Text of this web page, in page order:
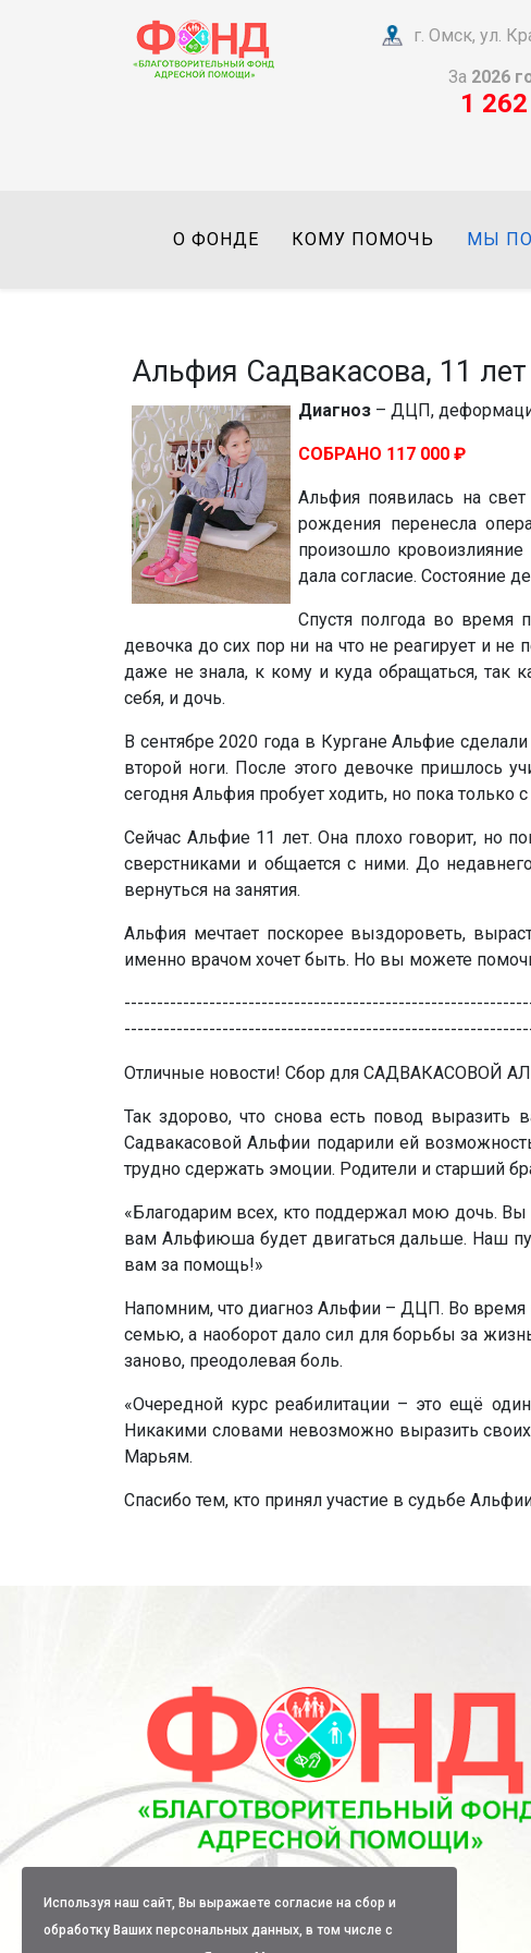
г. Омск, ул.
За 2026
1
О ФОНДЕ КОМУ ПОМОЧЬ МЫ
Альфия Садвакасова, 11 лет
Диагноз – ДЦП,
СОБРАНО 117 000 ₽
Альфия появилась на
рождения перенесла
произошло кровоизлияние
дала согласие. Состояние
Спустя полгода во время
девочка до сих пор ни на что не реагирует и
даже не знала, к кому и куда обращаться, так
себя, и дочь.
В сентябре 2020 года в Кургане Альфие
второй ноги. После этого девочке пришлось
сегодня Альфия пробует ходить, но пока только
Сейчас Альфие 11 лет. Она плохо говорит, но
сверстниками и общается с ними. До
вернуться на занятия.
Альфия мечтает поскорее выздороветь,
именно врачом хочет быть. Но вы можете
Отличные новости! Сбор для САДВАКАСОВОЙ
Так здорово, что снова есть повод выразить
Садвакасовой Альфии подарили ей
трудно сдержать эмоции. Родители и старший
«Благодарим всех, кто поддержал мою дочь. Вы
вам Альфиюша будет двигаться дальше. Наш
вам за помощь!»
Напомним, что диагноз Альфии – ДЦП. Во время
семью, а наоборот дало сил для борьбы за
заново, преодолевая боль.
«Очередной курс реабилитации – это ещё
Никакими словами невозможно выразить своих
Марьям.
Спасибо тем, кто принял участие в судьбе
Используя наш сайт, Вы выражаете согласие на сбор и
обработку Ваших персональных данных, в том числе с